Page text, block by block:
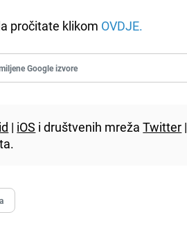
pročitate klikom OVDJE.
Google izvore
| iOS i društvenih mrežaTwitter |